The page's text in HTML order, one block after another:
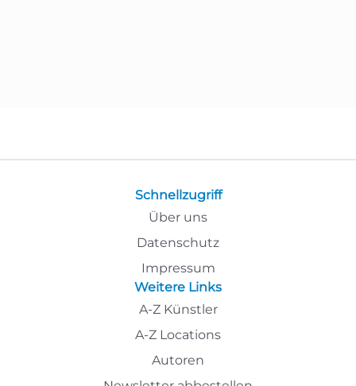
Schnellzugriff
Über uns
Datenschutz
Impressum
Weitere Links
A-Z Künstler
A-Z Locations
Autoren